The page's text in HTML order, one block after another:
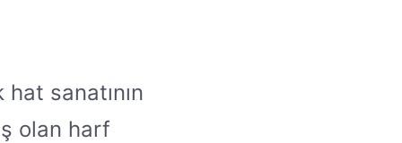
sanatının
olan harf